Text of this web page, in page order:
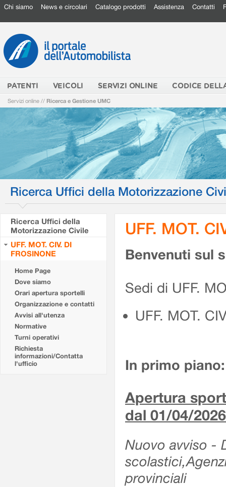
Chi siamo News e circolari Catalogo prodotti Assistenza Contatti
PATENTI VEICOLI SERVIZI ONLINE CODICE
Servizi online // Ricerca e Gestione UMC
Ricerca Uffici della Motorizzazione
Ricerca Uffici della
Motorizzazione Civile
UFF. MOT. CIV. DI
FROSINONE
Home Page
Dove siamo
Orari apertura sportelli
Organizzazione e contatti
Avvisi all'utenza
Normative
Turni operativi
Richiesta
informazioni/Contatta
l'ufficio
UFF. MOT.
Benvenuti sul
Sedi di UFF.
UFF. MOT.
In primo piano:
Apertura
dal 01/04/2026
Nuovo avviso -
provinciali